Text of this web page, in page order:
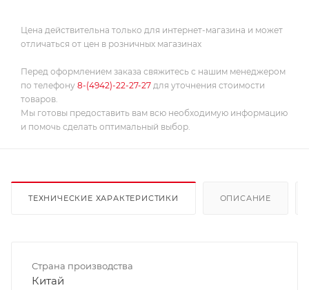
Цена действительна только для интернет-магазина и может
отличаться от цен в розничных магазинах
Перед оформлением заказа свяжитесь с нашим менеджером
по телефону 8-(4942)-22-27-27 для уточнения стоимости
товаров.
Мы готовы предоставить вам всю необходимую информацию
и помочь сделать оптимальный выбор.
ТЕХНИЧЕСКИЕ ХАРАКТЕРИСТИКИ ОПИСАНИЕ
Страна производства
Китай